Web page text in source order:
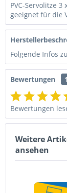
PVC-Servolitze
geeignet für die
Folgende Infos
Bewertungen 1
Bewertungen
Weitere
ansehen